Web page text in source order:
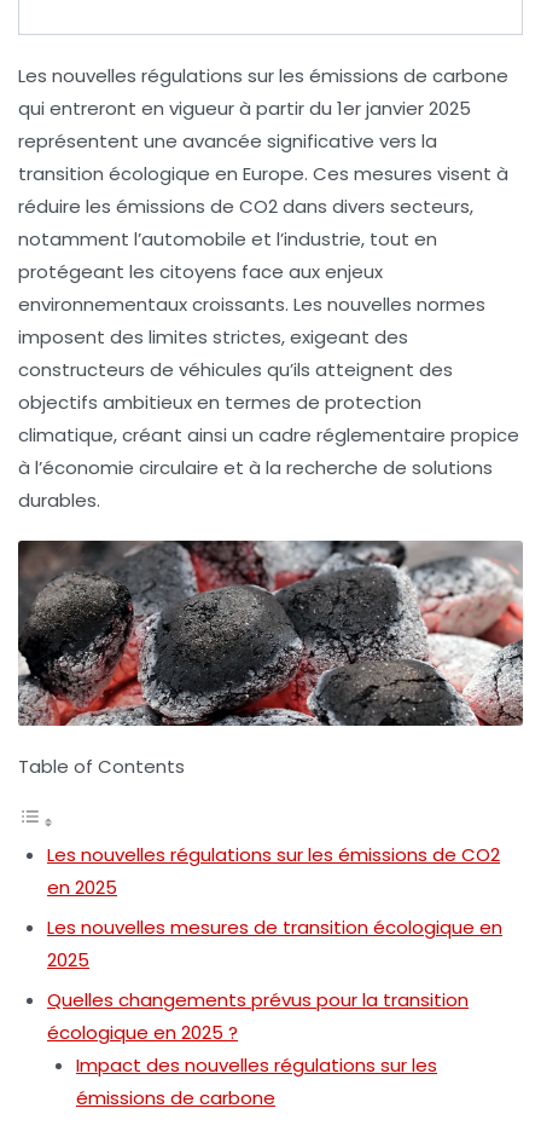
Les nouvelles régulations sur les émissions de carbone
qui entreront en vigueur à partir du 1er janvier 2025
représentent une avancée significative vers la
transition écologique en Europe. Ces mesures visent à
réduire les émissions de CO2dans divers secteurs,
notamment l’automobile et l’industrie, tout en
protégeant les citoyens face aux enjeux
environnementaux croissants. Les nouvelles normes
imposent des limites strictes, exigeant des
constructeurs de véhicules qu’ils atteignent des
objectifs ambitieux en termes de protection
climatique, créant ainsi un cadre réglementaire propice
à l’économie circulaire et à la recherche de solutions
durables.
Table of Contents
Les nouvelles régulations sur les émissions de CO2
en 2025
Les nouvelles mesures de transition écologique en
2025
Quelles changements prévus pour la transition
écologique en 2025 ?
Impact des nouvelles régulations sur les
émissions de carbone